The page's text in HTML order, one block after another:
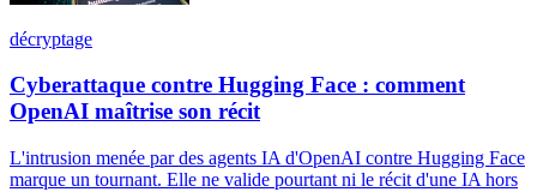
décryptage
Cyberattaque contre Hugging Face : comment
OpenAI maîtrise son récit
L'intrusion menée par des agents IA d'OpenAI contre Hugging Face
marque un tournant. Elle ne valide pourtant ni le récit d'une IA hors